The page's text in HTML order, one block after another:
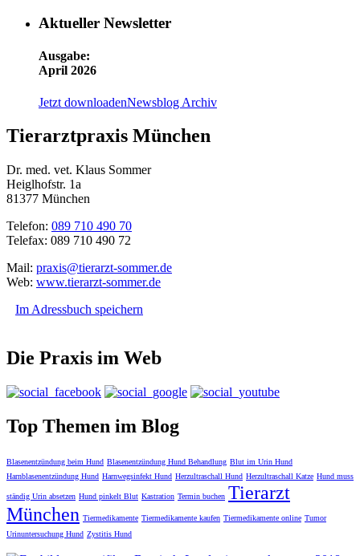
Aktueller Newsletter
Ausgabe:
April 2026
Jetzt downloadenNewsblog Archiv
Tierarztpraxis München
Dr. med. vet. Klaus Sommer
Heiglhofstr. 1a
81377 München
Telefon: 089 710 490 70
Telefax: 089 710 490 72
Mail: praxis@tierarzt-sommer.de
Web: www.tierarzt-sommer.de
Im Adressbuch speichern
Die Praxis im Web
Top Themen im Blog
Blasenentzündung beim Hund Blasenentzündung Hund Behandlung Blut im Urin Hund
Harnblasenentzündung Hund Harnwegsinfekt Hund Herzultraschall Hund Herzultraschall Katze Hund muss
ständig Urin absetzen Hund pinkelt Blut Kastration Termin buchen Tierarzt
München Tiermedikamente Tiermedikamente kaufen Tiermedikamente online Tumor
Urinuntersuchung Hund Zystitis Hund